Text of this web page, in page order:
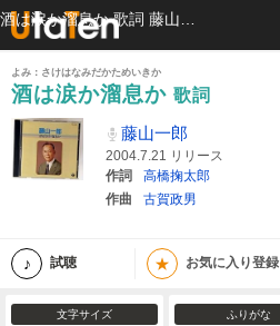
よみ：さけはなみだかためいきか
酒は涙か溜息か 歌詞
藤山一郎
2004.7.21 リリース
作詞
高橋掬太郎
作曲
古賀政男
試聴 ★ お気に入り登録
文字サイズ ふりがな